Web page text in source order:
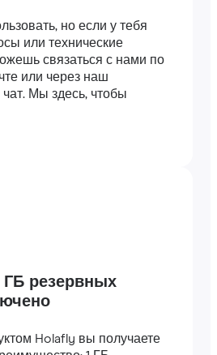
но если у тебя
или технические
связаться с нами по
или через наш
чат. Мы здесь, чтобы
ГБ резервных
Holafly вы получаете